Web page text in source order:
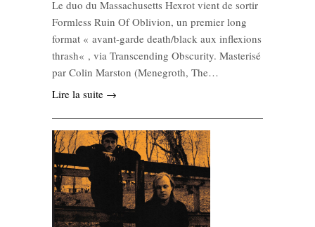
Le duo du Massachusetts Hexrot vient de sortir
Formless Ruin Of Oblivion, un premier long
format « avant-garde death/black aux inflexions
thrash« , via Transcending Obscurity. Masterisé
par Colin Marston (Menegroth, The…
Lire la suite →